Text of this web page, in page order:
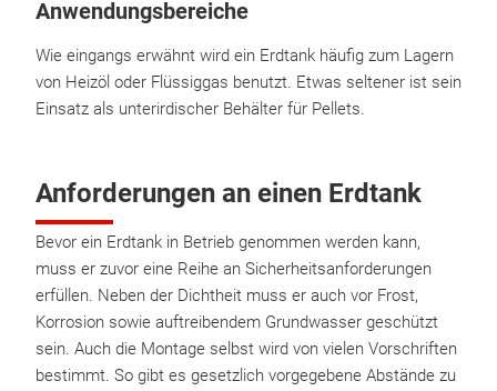
Anwendungsbereiche
Wie eingangs erwähnt wird ein Erdtank häufig zum Lagern
von Heizöl oder Flüssiggas benutzt. Etwas seltener ist sein
Einsatz als unterirdischer Behälter für Pellets.
Anforderungen an einen Erdtank
Bevor ein Erdtank in Betrieb genommen werden kann,
muss er zuvor eine Reihe an Sicherheitsanforderungen
erfüllen. Neben der Dichtheit muss er auch vor Frost,
Korrosion sowie auftreibendem Grundwasser geschützt
sein. Auch die Montage selbst wird von vielen Vorschriften
bestimmt. So gibt es gesetzlich vorgegebene Abstände zu